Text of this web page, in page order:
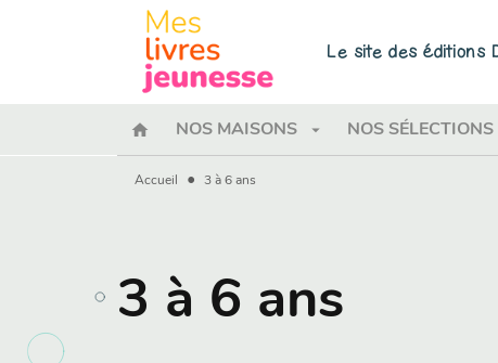
MENU
Le site des éditions
home NOS MAISONS arrow_drop_down NOS SÉLECTIONS
Accueil • 3 à 6 ans
3 à 6 ans